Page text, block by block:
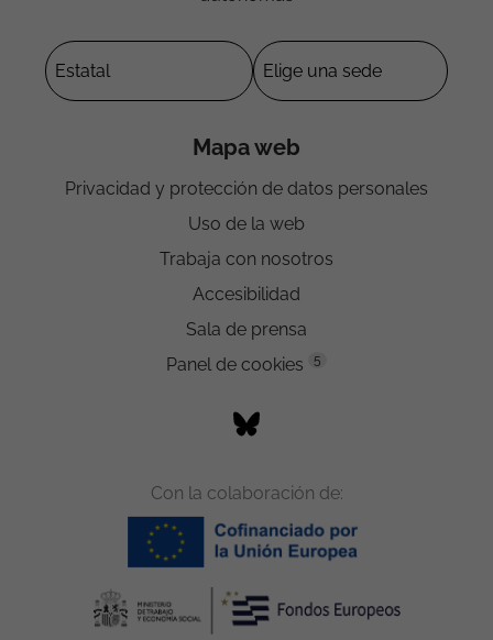
Mapa web
Privacidad y protección de datos personales
Uso de la web
Trabaja con nosotros
Accesibilidad
Sala de prensa
Panel de cookies
5
Con la colaboración de: